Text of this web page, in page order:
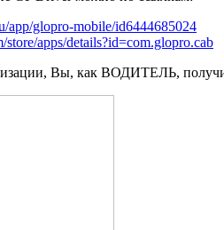
app/glopro-mobile/id6444685024
store/apps/details?id=com.glopro.cab
Вы, как ВОДИТЕЛЬ,